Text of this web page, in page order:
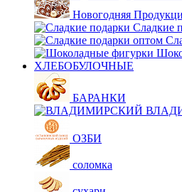
Новогодняя
Сладкие
ХЛЕБОБУЛОЧНЫЕ
БАРАНКИ
ОЗБИ
соломка